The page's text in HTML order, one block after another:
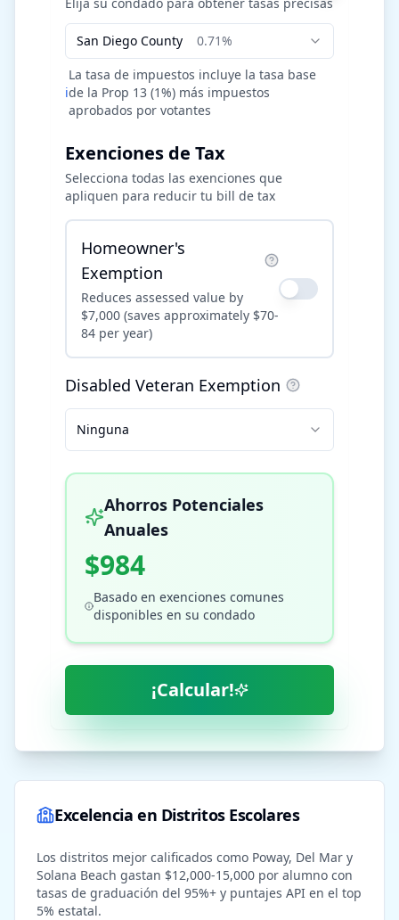
San Diego County 0.71%
ℹ️
La tasa de impuestos incluye la tasa base
de la Prop 13 (1%) más impuestos
aprobados por votantes
Exenciones de Tax
Selecciona todas las exenciones que
apliquen para reducir tu bill de tax
Homeowner's
Exemption
Reduces assessed value by
$7,000 (saves approximately $70-
84 per year)
Disabled Veteran Exemption
Ninguna
Ahorros Potenciales
Anuales
$984
Basado en exenciones comunes
disponibles en su condado
¡Calcular!
Excelencia en Distritos Escolares
Los distritos mejor calificados como Poway, Del Mar y
Solana Beach gastan $12,000-15,000 por alumno con
tasas de graduación del 95%+ y puntajes API en el top
5% estatal.